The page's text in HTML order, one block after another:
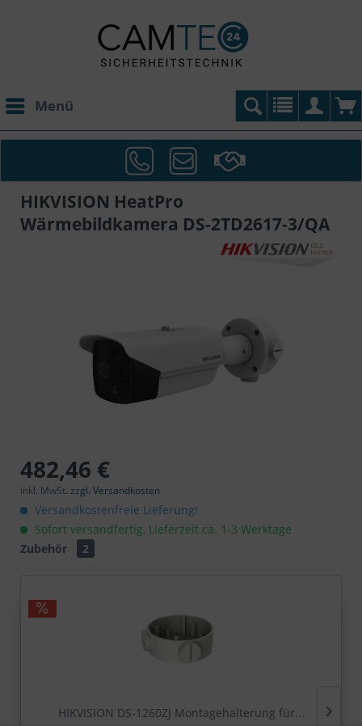
Menü
HIKVISION HeatPro
Wärmebildkamera DS-2TD2617-3/QA
482,46 €
inkl. MwSt. zzgl. Versandkosten
Versandkostenfreie Lieferung!
Sofort versandfertig, Lieferzeit ca. 1-3 Werktage
Zubehör
2
HIKVISION DS-1260ZJ Montagehalterung für...